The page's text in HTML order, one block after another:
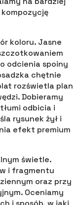
koloru. Jasne
odcienia spoiny
chętnie
rozświetla plan
Dobieramy
odbicia i
rysunek żył i
efekt premium
świetle.
i fragmentu
oraz przy
Oceniamy